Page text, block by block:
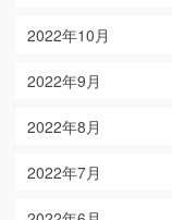
2022年10月
2022年9月
2022年8月
2022年7月